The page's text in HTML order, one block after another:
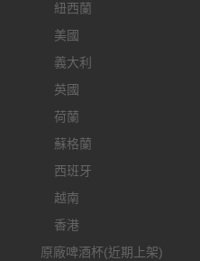
紐西蘭
美國
義大利
英國
荷蘭
蘇格蘭
西班牙
越南
香港
原廠啤酒杯(近期上架)